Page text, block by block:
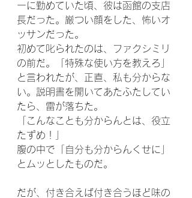
ーに勤めていた頃、彼は函館の支店
長だった。厳つい顔をした、怖いオ
ッサンだった。
初めて叱られたのは、ファクシミリ
の前だ。「特殊な使い方を教えろ」
と言われたが、正直、私も分からな
い。説明書を開いてあたふたしてい
たら、雷が落ちた。
「こんなことも分からんとは、役立
たずめ！」
腹の中で「自分も分からんくせに」
とムッとしたものだ。
だが、付き合えば付き合うほど味の